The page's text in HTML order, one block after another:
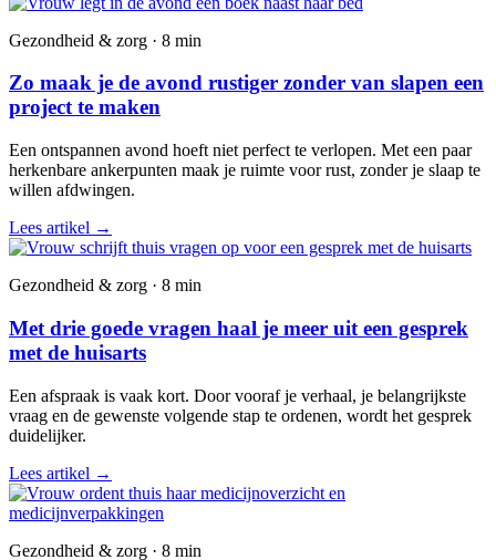
Gezondheid & zorg · 8 min
Zo maak je de avond rustiger zonder van slapen een
project te maken
Een ontspannen avond hoeft niet perfect te verlopen. Met een paar
herkenbare ankerpunten maak je ruimte voor rust, zonder je slaap te
willen afdwingen.
Lees artikel →
Gezondheid & zorg · 8 min
Met drie goede vragen haal je meer uit een gesprek
met de huisarts
Een afspraak is vaak kort. Door vooraf je verhaal, je belangrijkste
vraag en de gewenste volgende stap te ordenen, wordt het gesprek
duidelijker.
Lees artikel →
Gezondheid & zorg · 8 min